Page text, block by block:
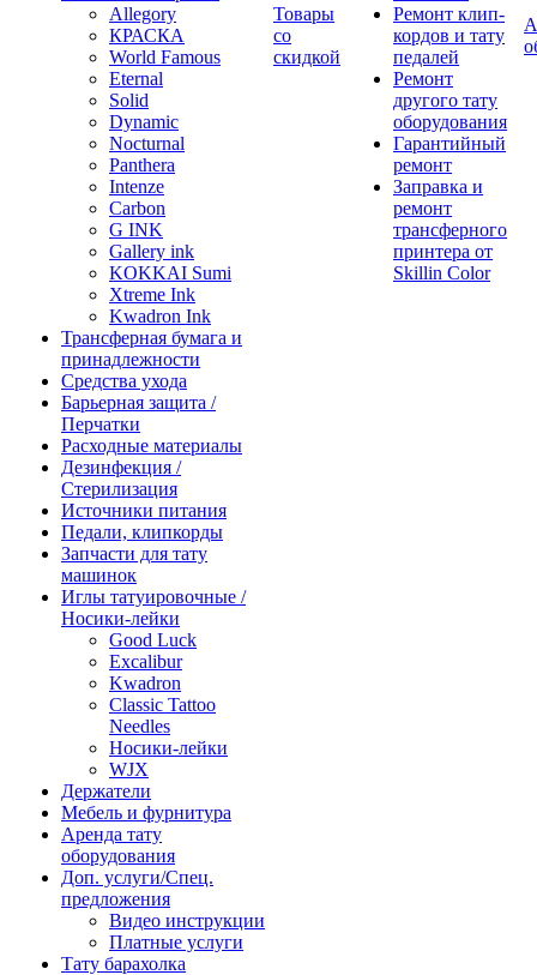
Allegory
КРАСКА
World Famous
Eternal
Solid
Dynamic
Nocturnal
Panthera
Intenze
Carbon
G INK
Gallery ink
KOKKAI Sumi
Xtreme Ink
Kwadron Ink
Трансферная бумага и
принадлежности
Средства ухода
Барьерная защита /
Перчатки
Расходные материалы
Дезинфекция /
Стерилизация
Источники питания
Педали, клипкорды
Запчасти для тату
машинок
Иглы татуировочные /
Носики-лейки
Good Luck
Excalibur
Kwadron
Classic Tattoo
Needles
Носики-лейки
WJX
Держатели
Мебель и фурнитура
Аренда тату
оборудования
Доп. услуги/Спец.
предложения
Видео инструкции
Платные услуги
Тату барахолка
Товары
со
скидкой
Ремонт клип-
кордов и тату
педалей
Ремонт
другого тату
оборудования
Гарантийный
ремонт
Заправка и
ремонт
трансферного
принтера от
Skillin Color